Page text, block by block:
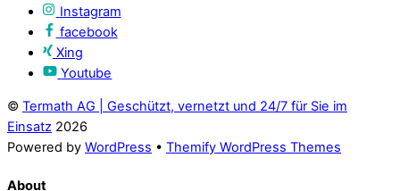
Instagram
facebook
Xing
Youtube
© Termath AG | Geschützt, vernetzt und 24/7 für Sie im
Einsatz 2026
Powered by WordPress • Themify WordPress Themes
About